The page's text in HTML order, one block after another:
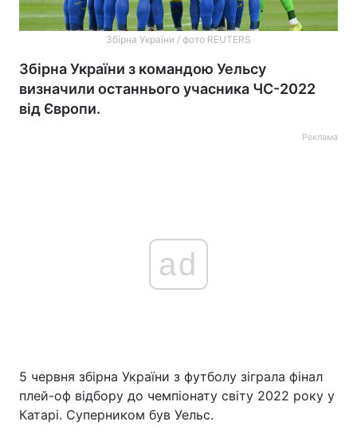
Головна Війна
Україна Політика
Збірна України / фото REUTERS
Збірна України з командою Уельсу
визначили останнього учасника ЧС-2022
від Європи.
Реклама
ad
5 червня збірна України з футболу зіграла фінал
плей-оф відбору до чемпіонату світу 2022 року у
Катарі. Суперником був Уельс.